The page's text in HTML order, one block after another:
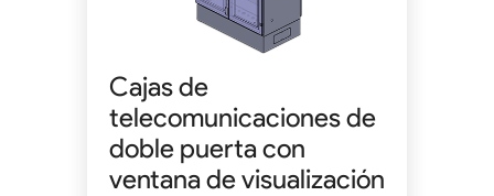
Cajas de
telecomunicaciones de
doble puerta con
ventana de visualización